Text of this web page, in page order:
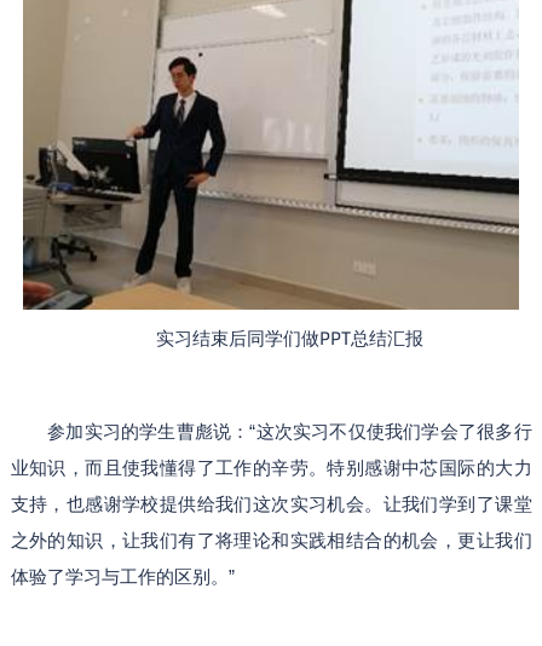
实习结束后同学们做PPT总结汇报
参加实习的学生曹彪说：“这次实习不仅使我们学会了很多行
业知识，而且使我懂得了工作的辛劳。特别感谢中芯国际的大力
支持，也感谢学校提供给我们这次实习机会。让我们学到了课堂
之外的知识，让我们有了将理论和实践相结合的机会，更让我们
体验了学习与工作的区别。”